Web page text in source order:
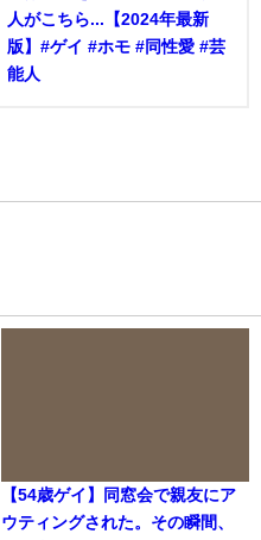
人がこちら...【2024年最新
版】#ゲイ #ホモ #同性愛 #芸
能人
【54歳ゲイ】同窓会で親友にア
ウティングされた。その瞬間、